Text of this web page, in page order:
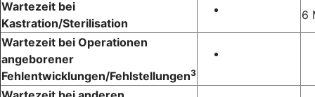
Wartezeit bei
Kastration/Sterilisation
6
Wartezeit bei Operationen
angeborener
Fehlentwicklungen/Fehlstellungen3